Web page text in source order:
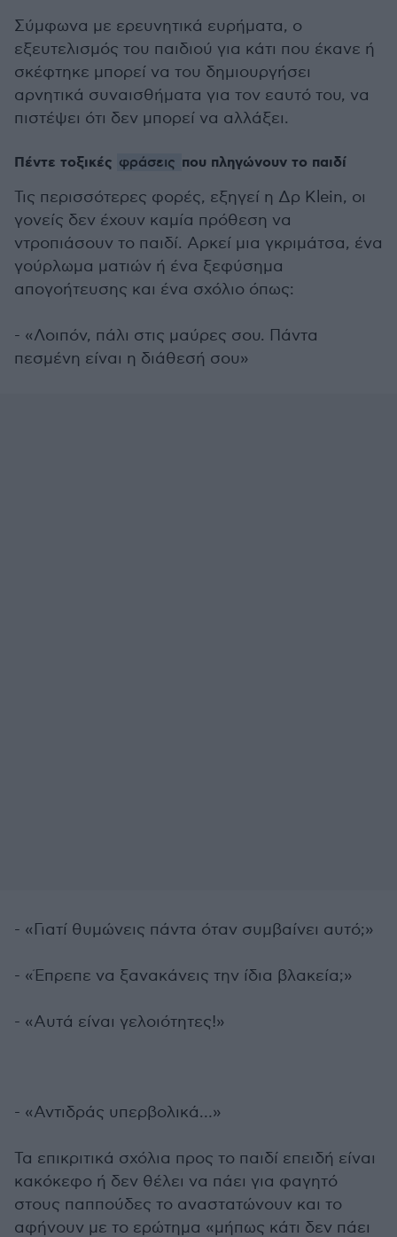
Σύμφωνα με ερευνητικά ευρήματα, ο
εξευτελισμός του παιδιού για κάτι που έκανε ή
σκέφτηκε μπορεί να του δημιουργήσει
αρνητικά συναισθήματα για τον εαυτό του, να
πιστέψει ότι δεν μπορεί να αλλάξει.
Πέντε τοξικές φράσεις που πληγώνουν το παιδί
Τις περισσότερες φορές, εξηγεί η Δρ Klein, οι
γονείς δεν έχουν καμία πρόθεση να
ντροπιάσουν το παιδί. Αρκεί μια γκριμάτσα, ένα
γούρλωμα ματιών ή ένα ξεφύσημα
απογοήτευσης και ένα σχόλιο όπως:
- «Λοιπόν, πάλι στις μαύρες σου. Πάντα
πεσμένη είναι η διάθεσή σου»
- «Γιατί θυμώνεις πάντα όταν συμβαίνει αυτό;»
- «Έπρεπε να ξανακάνεις την ίδια βλακεία;»
- «Αυτά είναι γελοιότητες!»
- «Αντιδράς υπερβολικά…»
Τα επικριτικά σχόλια προς το παιδί επειδή είναι
κακόκεφο ή δεν θέλει να πάει για φαγητό
στους παππούδες το αναστατώνουν και το
αφήνουν με το ερώτημα «μήπως κάτι δεν πάει